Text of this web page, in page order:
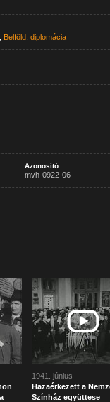
Belföld ,diplomácia
Azonosító:
mvh-0922-06
1941. június
Hazaérkezett a
Színház együttese